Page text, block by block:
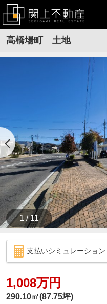
高橋場町 土地
1 / 11
支払いシミュレーション
1,008万円
290.10㎡(87.75坪)